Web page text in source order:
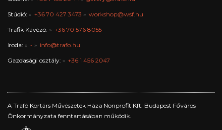
Stúdió: +36 70 427 3473 workshop@wsf.hu
Trafik Kávézó: +36 70 576 8055
Iroda: - info@trafo.hu
Gazdasági osztály: +36 1 456 2047
A Trafó Kortárs Művészetek Háza Nonprofit Kft. Budapest Főváros
Önkormányzata fenntartásában működik.